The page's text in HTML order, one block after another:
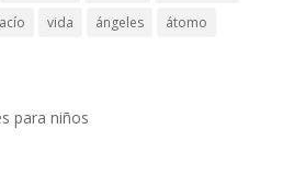
vida ángeles átomo
para niños